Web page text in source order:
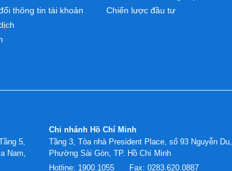
thông tin tài khoản
Chiến lược đầu tư
5,
Nam,
Chi nhánh Hồ Chí Minh
Tầng 3, Tòa nhà President Place, số 93 Nguyễn Du,
Phường Sài Gòn, TP. Hồ Chí Minh
Hotline: 1900.1055 Fax: 0283.620.0887